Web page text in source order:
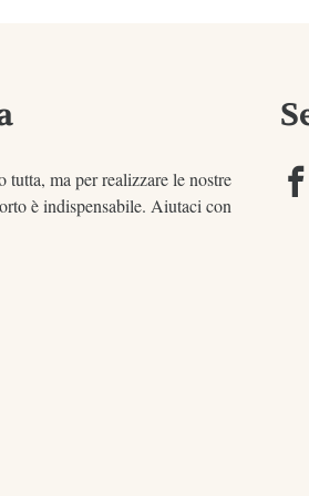
tutta, ma per realizzare le nostre
è indispensabile. Aiutaci con